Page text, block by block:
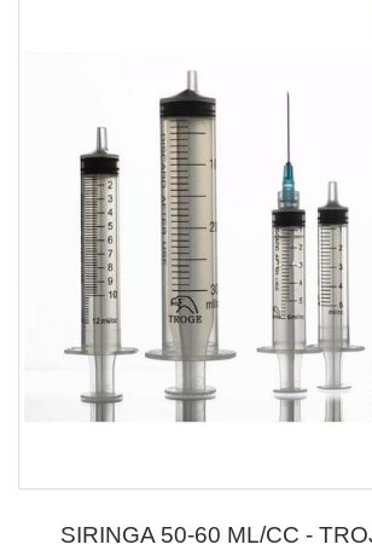
SIRINGA 50-60 ML/CC -